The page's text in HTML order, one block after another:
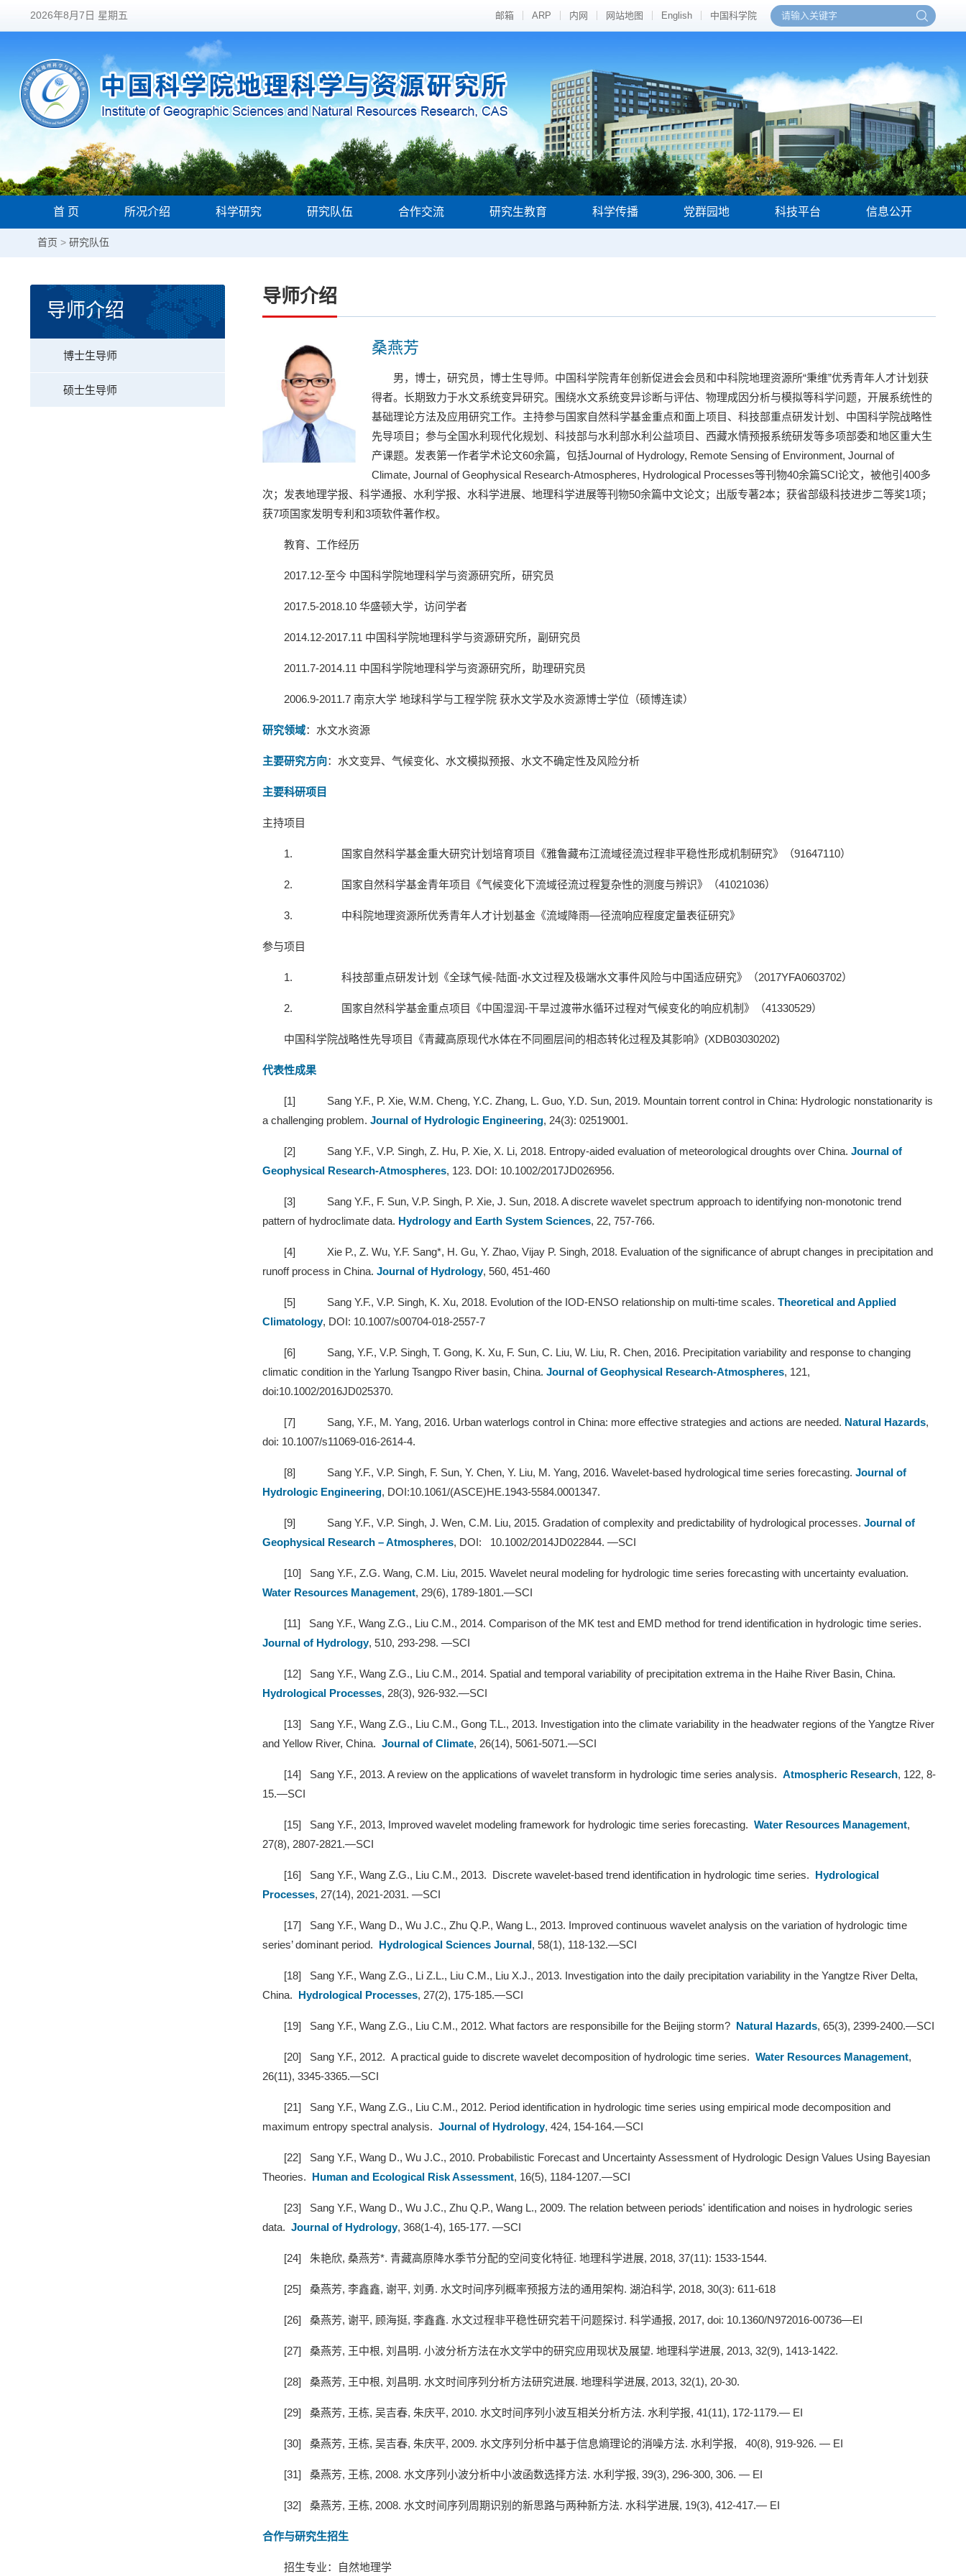
2026年8月7日 星期五 邮箱 ARP 内网 网站地图 English 中国科学院
首 页 所况介绍 科学研究 研究队伍 合作交流 研究生教育 科学传播 党群园地 科技平台 信息公开
首页 > 研究队伍
导师介绍
博士生导师
硕士生导师
导师介绍
桑燕芳
男，博士，研究员，博士生导师。中国科学院青年创新促进会会员和中科院地理资源所“秉维”优秀青年人才计划获
得者。长期致力于水文系统变异研究。围绕水文系统变异诊断与评估、物理成因分析与模拟等科学问题，开展系统性的
基础理论方法及应用研究工作。主持参与国家自然科学基金重点和面上项目、科技部重点研发计划、中国科学院战略性
先导项目；参与全国水利现代化规划、科技部与水利部水利公益项目、西藏水情预报系统研发等多项部委和地区重大生
产课题。发表第一作者学术论文60余篇，包括Journal of Hydrology, Remote Sensing of Environment, Journal of
Climate, Journal of Geophysical Research-Atmospheres, Hydrological Processes等刊物40余篇SCI论文，被他引 400多
次；发表地理学报、科学通报、水利学报、水科学进展、地理科学进展等刊物50余篇中文论文；出版专著2本；获省部级科技进步二等奖1项；
获7项国家发明专利和3项软件著作权。
教育、工作经历
2017.12-至今 中国科学院地理科学与资源研究所，研究员
2017.5-2018.10 华盛顿大学，访问学者
2014.12-2017.11 中国科学院地理科学与资源研究所，副研究员
2011.7-2014.11 中国科学院地理科学与资源研究所，助理研究员
2006.9-2011.7 南京大学 地球科学与工程学院 获水文学及水资源博士学位（硕博连读）
研究领域：水文水资源
主要研究方向：水文变异、气候变化、水文模拟预报、水文不确定性及风险分析
主要科研项目
主持项目
1. 国家自然科学基金重大研究计划培育项目《雅鲁藏布江流域径流过程非平稳性形成机制研究》（91647110）
2. 国家自然科学基金青年项目《气候变化下流域径流过程复杂性的测度与辨识》（41021036）
3. 中科院地理资源所优秀青年人才计划基金《流域降雨—径流响应程度定量表征研究》
参与项目
1. 科技部重点研发计划《全球气候-陆面-水文过程及极端水文事件风险与中国适应研究》（2017YFA0603702）
2. 国家自然科学基金重点项目《中国湿润-干旱过渡带水循环过程对气候变化的响应机制》（41330529）
中国科学院战略性先导项目《青藏高原现代水体在不同圈层间的相态转化过程及其影响》 (XDB03030202)
代表性成果
[1]
Sang Y.F., P. Xie, W.M. Cheng, Y.C. Zhang, L. Guo, Y.D. Sun, 2019. Mountain torrent control in China: Hydrologic nonstationarity is
a challenging problem. Journal of Hydrologic Engineering, 24(3): 02519001.
[2] Sang Y.F., V.P. Singh, Z. Hu, P. Xie, X. Li, 2018. Entropy-aided evaluation of meteorological droughts over China. Journal of
Geophysical Research-Atmospheres, 123. DOI: 10.1002/2017JD026956.
[3]
Sang Y.F., F. Sun, V.P. Singh, P. Xie, J. Sun, 2018. A discrete wavelet spectrum approach to identifying non-monotonic trend
pattern of hydroclimate data. Hydrology and Earth System Sciences, 22, 757-766.
[4]
Xie P., Z. Wu, Y.F. Sang*, H. Gu, Y. Zhao, Vijay P. Singh, 2018. Evaluation of the significance of abrupt changes in precipitation and
runoff process in China. Journal of Hydrology, 560, 451-460
[5] Sang Y.F., V.P. Singh, K. Xu, 2018. Evolution of the IOD-ENSO relationship on multi-time scales. Theoretical and Applied
Climatology, DOI: 10.1007/s00704-018-2557-7
[6]
Sang, Y.F., V.P. Singh, T. Gong, K. Xu, F. Sun, C. Liu, W. Liu, R. Chen, 2016. Precipitation variability and response to changing
climatic condition in the Yarlung Tsangpo River basin, China. Journal of Geophysical Research-Atmospheres, 121,
doi:10.1002/2016JD025370.
[7] Sang, Y.F., M. Yang, 2016. Urban waterlogs control in China: more effective strategies and actions are needed. Natural Hazards,
doi: 10.1007/s11069-016-2614-4.
[8] Sang Y.F., V.P. Singh, F. Sun, Y. Chen, Y. Liu, M. Yang, 2016. Wavelet-based hydrological time series forecasting. Journal of
Hydrologic Engineering, DOI:10.1061/(ASCE)HE.1943-5584.0001347.
[9] Sang Y.F., V.P. Singh, J. Wen, C.M. Liu, 2015. Gradation of complexity and predictability of hydrological processes. Journal of
Geophysical Research – Atmospheres, DOI: 10.1002/2014JD022844. —SCI
[10]
Sang Y.F., Z.G. Wang, C.M. Liu, 2015. Wavelet neural modeling for hydrologic time series forecasting with uncertainty evaluation.
Water Resources Management, 29(6), 1789-1801.—SCI
[11]
Sang Y.F., Wang Z.G., Liu C.M., 2014. Comparison of the MK test and EMD method for trend identification in hydrologic time series.
Journal of Hydrology, 510, 293-298. —SCI
[12]
Sang Y.F., Wang Z.G., Liu C.M., 2014. Spatial and temporal variability of precipitation extrema in the Haihe River Basin, China.
Hydrological Processes, 28(3), 926-932.—SCI
[13]
Sang Y.F., Wang Z.G., Liu C.M., Gong T.L., 2013. Investigation into the climate variability in the headwater regions of the Yangtze River
and Yellow River, China. Journal of Climate, 26(14), 5061-5071.—SCI
[14] Sang Y.F., 2013. A review on the applications of wavelet transform in hydrologic time series analysis. Atmospheric Research, 122, 8-
15.—SCI
[15] Sang Y.F., 2013, Improved wavelet modeling framework for hydrologic time series forecasting. Water Resources Management,
27(8), 2807-2821.—SCI
[16] Sang Y.F., Wang Z.G., Liu C.M., 2013. Discrete wavelet-based trend identification in hydrologic time series. Hydrological
Processes, 27(14), 2021-2031. —SCI
[17]
Sang Y.F., Wang D., Wu J.C., Zhu Q.P., Wang L., 2013. Improved continuous wavelet analysis on the variation of hydrologic time
series’ dominant period. Hydrological Sciences Journal, 58(1), 118-132.—SCI
[18]
Sang Y.F., Wang Z.G., Li Z.L., Liu C.M., Liu X.J., 2013. Investigation into the daily precipitation variability in the Yangtze River Delta,
China. Hydrological Processes, 27(2), 175-185.—SCI
[19] Sang Y.F., Wang Z.G., Liu C.M., 2012. What factors are responsibille for the Beijing storm? Natural Hazards, 65(3), 2399-2400.—SCI
[20] Sang Y.F., 2012. A practical guide to discrete wavelet decomposition of hydrologic time series. Water Resources Management,
26(11), 3345-3365.—SCI
[21]
Sang Y.F., Wang Z.G., Liu C.M., 2012. Period identification in hydrologic time series using empirical mode decomposition and
maximum entropy spectral analysis. Journal of Hydrology, 424, 154-164.—SCI
[22]
Sang Y.F., Wang D., Wu J.C., 2010. Probabilistic Forecast and Uncertainty Assessment of Hydrologic Design Values Using Bayesian
Theories. Human and Ecological Risk Assessment, 16(5), 1184-1207.—SCI
[23]
Sang Y.F., Wang D., Wu J.C., Zhu Q.P., Wang L., 2009. The relation between periods' identification and noises in hydrologic series
data. Journal of Hydrology, 368(1-4), 165-177. —SCI
[24] 朱艳欣, 桑燕芳*. 青藏高原降水季节分配的空间变化特征. 地理科学进展, 2018, 37(11): 1533-1544.
[25] 桑燕芳, 李鑫鑫, 谢平, 刘勇. 水文时间序列概率预报方法的通用架构. 湖泊科学, 2018, 30(3): 611-618
[26] 桑燕芳, 谢平, 顾海挺, 李鑫鑫. 水文过程非平稳性研究若干问题探讨. 科学通报, 2017, doi: 10.1360/N972016-00736—EI
[27] 桑燕芳, 王中根, 刘昌明. 小波分析方法在水文学中的研究应用现状及展望. 地理科学进展, 2013, 32(9), 1413-1422.
[28] 桑燕芳, 王中根, 刘昌明. 水文时间序列分析方法研究进展. 地理科学进展, 2013, 32(1), 20-30.
[29] 桑燕芳, 王栋, 吴吉春, 朱庆平, 2010. 水文时间序列小波互相关分析方法. 水利学报, 41(11), 172-1179.— EI
[30] 桑燕芳, 王栋, 吴吉春, 朱庆平, 2009. 水文序列分析中基于信息熵理论的消噪方法. 水利学报, 40(8), 919-926. — EI
[31] 桑燕芳, 王栋, 2008. 水文序列小波分析中小波函数选择方法. 水利学报, 39(3), 296-300, 306. — EI
[32] 桑燕芳, 王栋, 2008. 水文时间序列周期识别的新思路与两种新方法. 水科学进展, 19(3), 412-417.— EI
合作与研究生招生
招生专业：自然地理学